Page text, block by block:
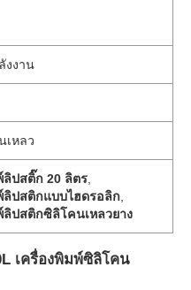
งงาน
เหลว
ลิปสติ๊ก 20 ลิตร
ลิปสติกแบบไฮดรอลิก
ลิปสติกซิลิโคนเหลวยาง
เครื่องพิมพ์ซิลิโคน